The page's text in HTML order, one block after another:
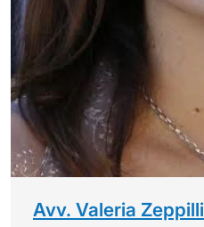
Avv. Valeria Zeppilli